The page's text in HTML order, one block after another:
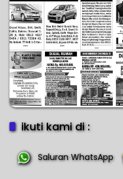
ikuti kami di :
Saluran WhatsApp